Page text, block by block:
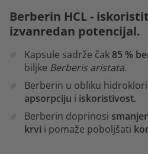
Berberin HCL -
izvanredan potencijal.
Kapsule sadrže čak 85 %
biljke Berberis aristata.
Berberin u obliku
apsorpciju i iskoristivost.
Berberin doprinosi
krvi i pomaže poboljšati